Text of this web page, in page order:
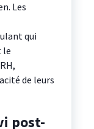
Les
qui
le
de leurs
post-